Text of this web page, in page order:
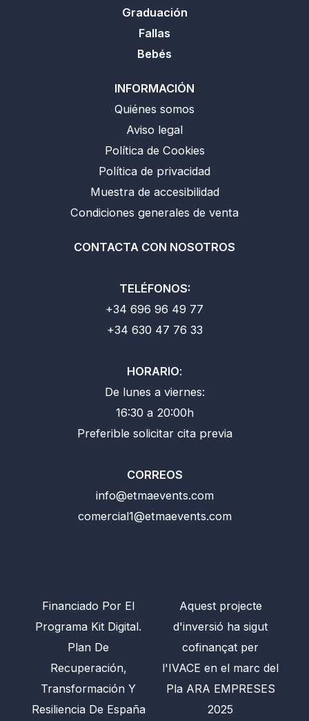
Graduación
Fallas
Bebés
INFORMACIÓN
Quiénes somos
Aviso legal
Política de Cookies
Política de privacidad
Muestra de accesibilidad
Condiciones generales de venta
CONTACTA CON NOSOTROS
TELÉFONOS:
+34 696 96 49 77
+34 630 47 76 33
HORARIO:
De lunes a viernes:
16:30 a 20:00h
Preferible solicitar cita previa
CORREOS
info@etmaevents.com
comercial1@etmaevents.com
Financiado Por El
Programa Kit Digital.
Plan De
Recuperación,
Transformación Y
Resiliencia De España
Aquest projecte
d'inversió ha sigut
cofinançat per
l'IVACE en el marc del
Pla ARA EMPRESES
2025